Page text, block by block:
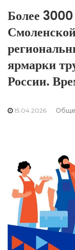
Более
ярмарки
России.
15.04.2026